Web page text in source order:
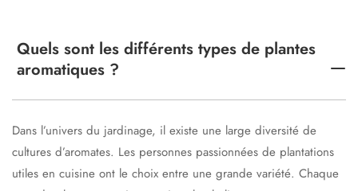
Quels sont les différents types de plantes
aromatiques ?
Dans l’univers du jardinage, il existe une large diversité de
cultures d’aromates. Les personnes passionnées de plantations
utiles en cuisine ont le choix entre une grande variété. Chaque